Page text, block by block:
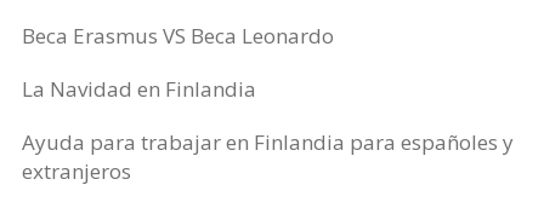
Beca Erasmus VS Beca Leonardo
La Navidad en Finlandia
Ayuda para trabajar en Finlandia para españoles y
extranjeros